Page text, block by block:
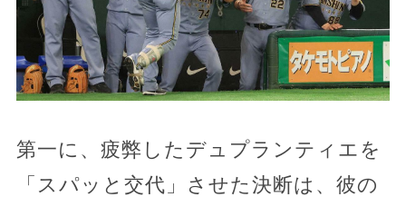
第一に、疲弊したデュプランティエを
「スパッと交代」させた決断は、彼の